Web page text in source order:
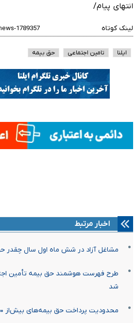
انتهای پیام/
لینک کوتاه
ایلنا تامین اجتماعی حق بیمه
اخبار مرتبط
مشاغل آزاد در شش ماه اول سال چقدر
طرح فهرست هوشمند حق بیمه تأمین
شد
محدودیت پرداخت حق بیمه‌های بیش‌از ۵۰ میلیون تومان رفع شد